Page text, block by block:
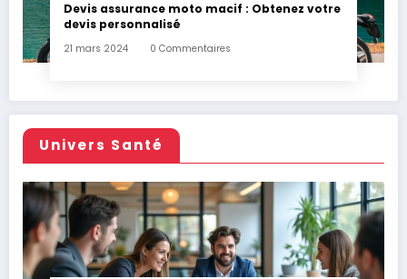
Devis assurance moto macif : Obtenez votre
devis personnalisé
21 mars 2024 0 Commentaires
Univers Santé